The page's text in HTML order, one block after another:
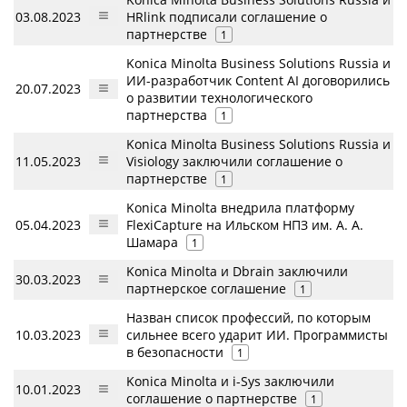
03.08.2023
HRlink подписали соглашение о
партнерстве
1
20.07.2023
Konica Minolta Business Solutions Russia и
ИИ-разработчик Content AI договорились
о развитии технологического
партнерства
1
11.05.2023
Konica Minolta Business Solutions Russia и
Visiology заключили соглашение о
партнерстве
1
05.04.2023
Konica Minolta внедрила платформу
FlexiCapture на Ильском НПЗ им. А. А.
Шамара
1
30.03.2023
Konica Minolta и Dbrain заключили
партнерское соглашение
1
10.03.2023
Назван список профессий, по которым
сильнее всего ударит ИИ. Программисты
в безопасности
1
10.01.2023
Konica Minolta и i-Sys заключили
соглашение о партнерстве
1